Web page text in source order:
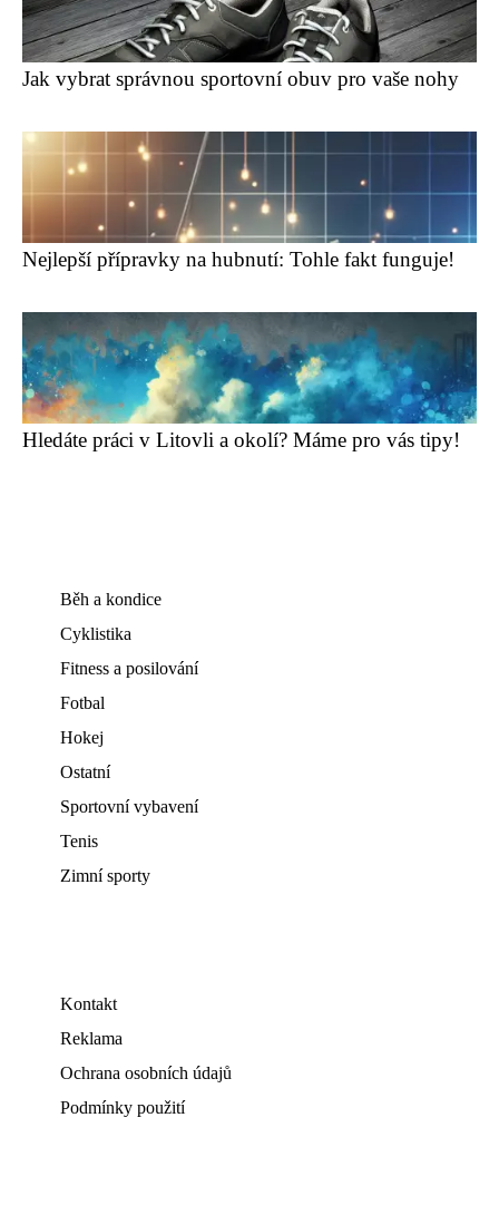
Jak vybrat správnou sportovní obuv pro vaše nohy
Nejlepší přípravky na hubnutí: Tohle fakt funguje!
Hledáte práci v Litovli a okolí? Máme pro vás tipy!
Běh a kondice
Cyklistika
Fitness a posilování
Fotbal
Hokej
Ostatní
Sportovní vybavení
Tenis
Zimní sporty
Kontakt
Reklama
Ochrana osobních údajů
Podmínky použití